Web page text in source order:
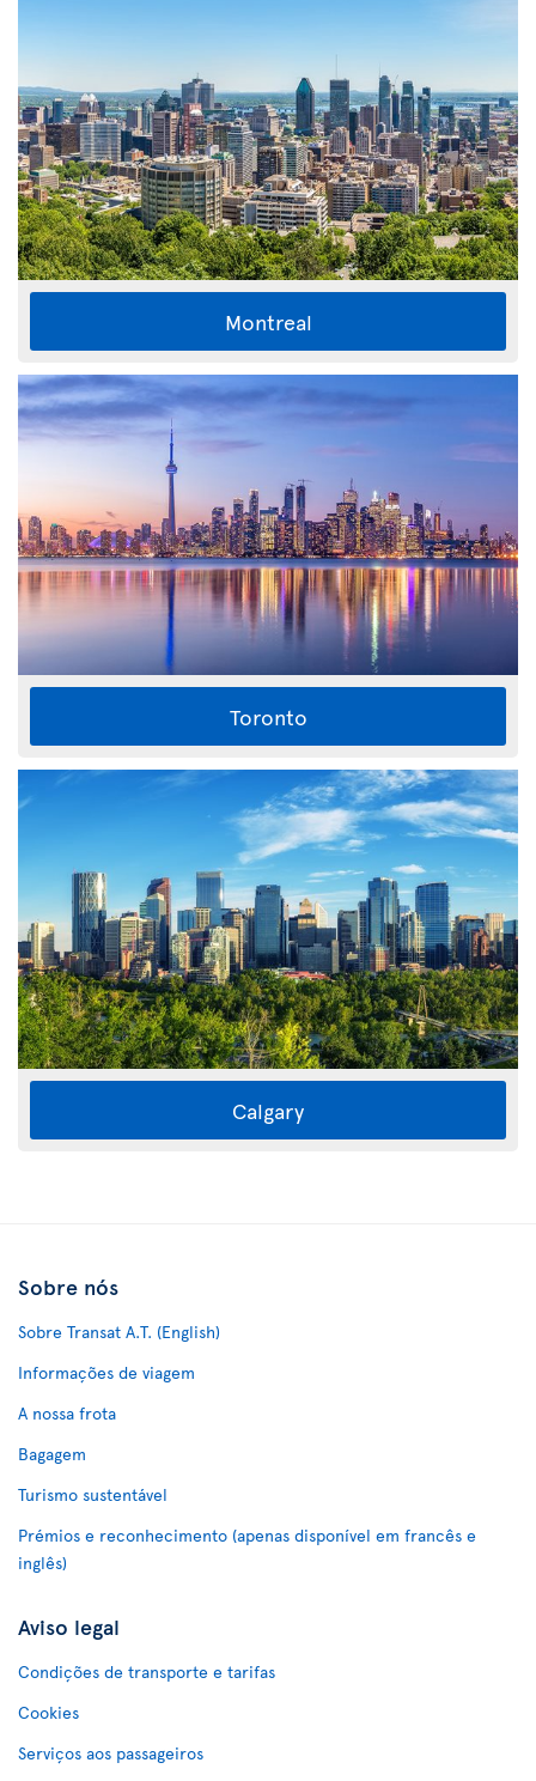
Montreal
Toronto
Calgary
Sobre nós
Sobre Transat A.T. (English)
Informações de viagem
A nossa frota
Bagagem
Turismo sustentável
Prémios e reconhecimento (apenas disponível em francês e
inglês)
Aviso legal
Condições de transporte e tarifas
Cookies
Serviços aos passageiros